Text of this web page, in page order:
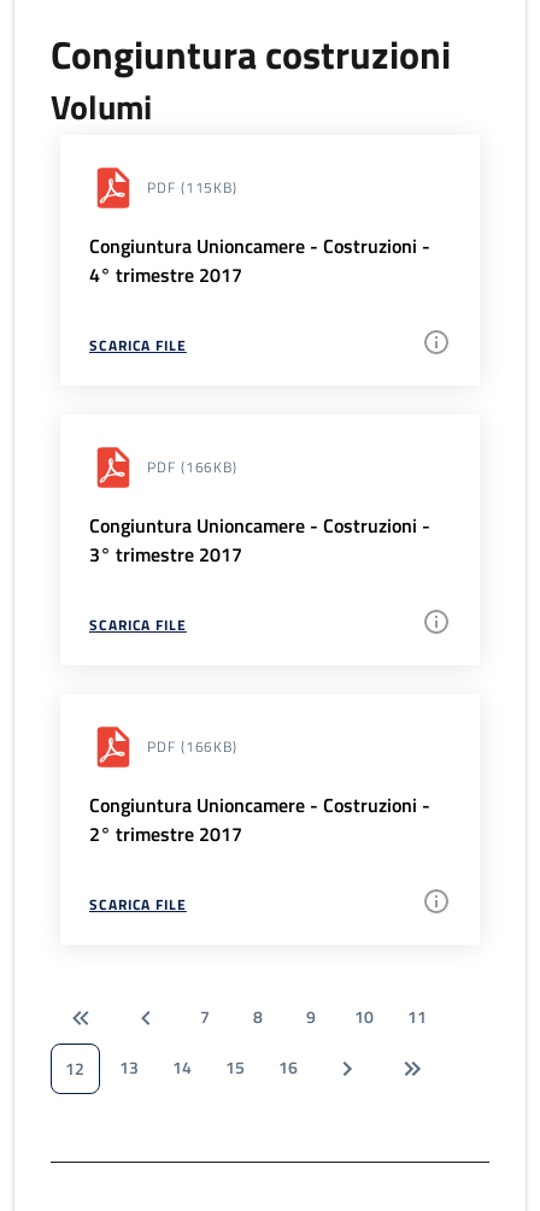
Congiuntura costruzioni
Volumi
PDF (115KB)
Congiuntura Unioncamere - Costruzioni -
4° trimestre 2017
SCARICA FILE
PDF (166KB)
Congiuntura Unioncamere - Costruzioni -
3° trimestre 2017
SCARICA FILE
PDF (166KB)
Congiuntura Unioncamere - Costruzioni -
2° trimestre 2017
SCARICA FILE
7 8 9 10
11
12
13 14 15 16